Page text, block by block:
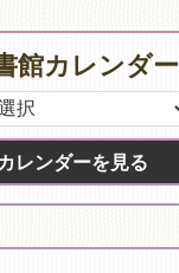
館カレンダー